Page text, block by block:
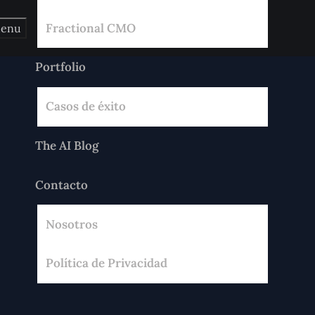
Fractional CMO
Portfolio
Casos de éxito
The AI Blog
Contacto
Nosotros
Política de Privacidad